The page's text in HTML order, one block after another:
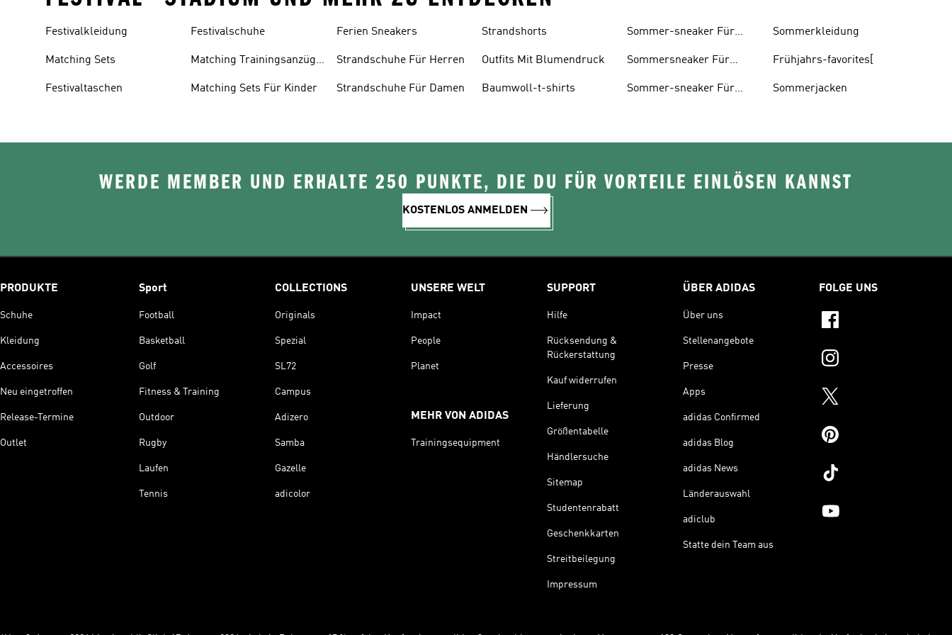
Festivalkleidung
Matching Sets
Festivaltaschen
Festivalschuhe
Matching Trainingsanzüge
Matching Sets Für Kinder
Ferien Sneakers
Strandschuhe Für Herren
Strandschuhe Für Damen
Strandshorts
Outfits Mit Blumendruck
Baumwoll-t-shirts
Sommer-sneaker Für
Sommersneaker Für
Sommer-sneaker Für
Sommerkleidung
Frühjahrs-favorites[
Sommerjacken
WERDE MEMBER UND ERHALTE 250 PUNKTE, DIE DU FÜR VORTEILE EINLÖSEN KANNST
KOSTENLOS ANMELDEN
PRODUKTE
Schuhe
Kleidung
Accessoires
Neu eingetroffen
Release-Termine
Outlet
Sport
Football
Basketball
Golf
Fitness & Training
Outdoor
Rugby
Laufen
Tennis
COLLECTIONS
Originals
Spezial
SL72
Campus
Adizero
Samba
Gazelle
adicolor
UNSERE WELT
Impact
People
Planet
MEHR VON ADIDAS
Trainingsequipment
SUPPORT
Hilfe
Rücksendung &
Rückerstattung
Kauf widerrufen
Lieferung
Größentabelle
Händlersuche
Sitemap
Studentenrabatt
Geschenkkarten
Streitbeilegung
Impressum
ÜBER ADIDAS
Über uns
Stellenangebote
Presse
Apps
adidas Confirmed
adidas Blog
adidas News
Länderauswahl
adiclub
Statte dein Team aus
FOLGE UNS